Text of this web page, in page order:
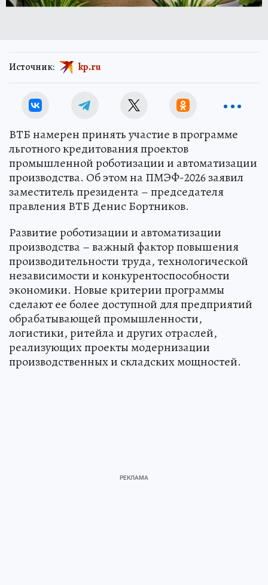
Источник: kp.ru
ВТБ намерен принять участие в программе
льготного кредитования проектов
промышленной роботизации и автоматизации
производства. Об этом на ПМЭФ-2026 заявил
заместитель президента – председателя
правления ВТБ Денис Бортников.
Развитие роботизации и автоматизации
производства – важный фактор повышения
производительности труда, технологической
независимости и конкурентоспособности
экономики. Новые критерии программы
сделают ее более доступной для предприятий
обрабатывающей промышленности,
логистики, ритейла и других отраслей,
реализующих проекты модернизации
производственных и складских мощностей.